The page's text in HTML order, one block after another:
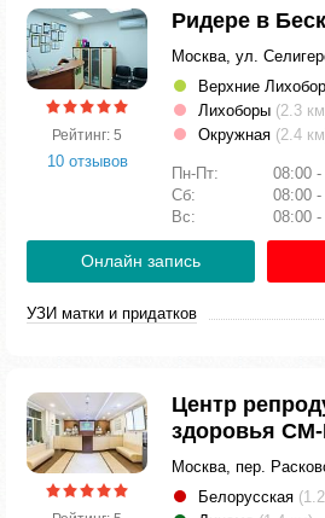
Рейтинг: 5
10 отзывов
Ридере в
Москва, ул.
Верхние
Лихоборы (2.3
Окружная (2.4
Пн-Пт:
08:00
Сб:
08:00
Вс:
08:00
Онлайн запись
УЗИ матки и придатков
Центр
здоровья СМ-
Москва, пер.
Белорусская